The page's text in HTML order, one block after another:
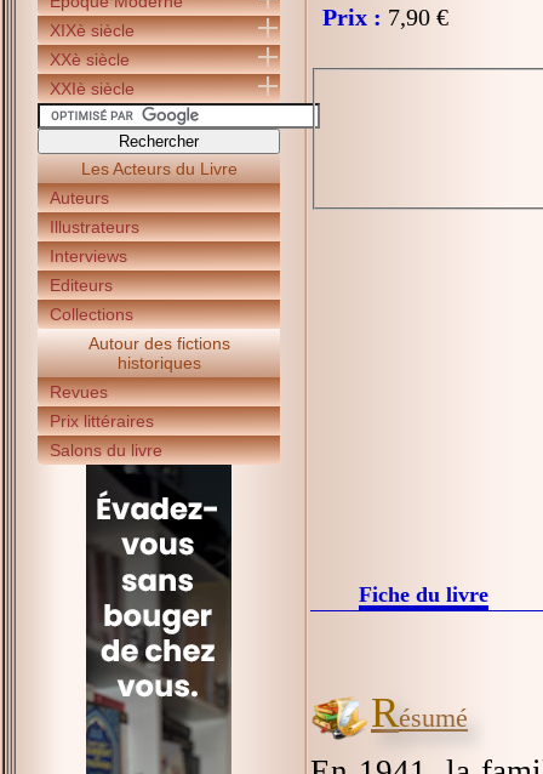
XIXè siècle
XXè siècle
XXIè siècle
Les Acteurs du Livre
Auteurs
Illustrateurs
Interviews
Editeurs
Collections
Autour des fictions
historiques
Revues
Prix littéraires
Salons du livre
Prix : 7,90 €
Fiche du livre
Résumé